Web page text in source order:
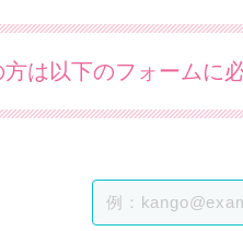
は以下のフォームに